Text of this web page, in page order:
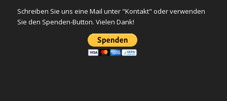
Schreiben Sie uns eine Mail unter "Kontakt" oder verwenden
Sie den Spenden-Button. Vielen Dank!